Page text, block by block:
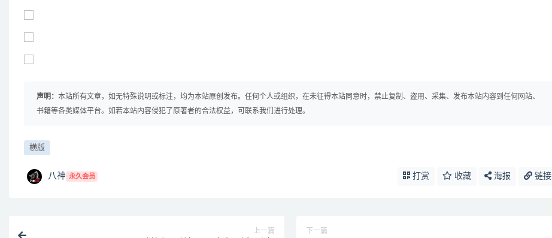
声明： 本站所有文章，如无特殊说明或标注，均为本站原创发布。任何个人或组织，在未征得本站同意时，禁止复制、盗用、采集、发布本站内容到任何网站、
书籍等各类媒体平台。如若本站内容侵犯了原著者的合法权益，可联系我们进行处理。
横版
八神 永久会员 打赏 收藏 海报 链接
上一篇 下一篇